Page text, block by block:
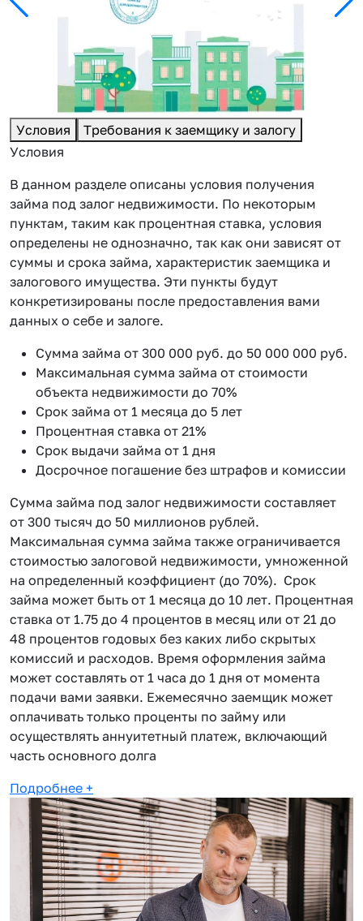
Условия
Требования к заемщику и залогу
Условия
В данном разделе описаны условия получения
займа под залог недвижимости. По некоторым
пунктам, таким как процентная ставка, условия
определены не однозначно, так как они зависят от
суммы и срока займа, характеристик заемщика и
залогового имущества. Эти пункты будут
конкретизированы после предоставления вами
данных о себе и залоге.
Сумма займа от 300 000 руб. до 50 000 000 руб.
Максимальная сумма займа от стоимости
объекта недвижимости до 70%
Срок займа от 1 месяца до 5 лет
Процентная ставка от 21%
Срок выдачи займа от 1 дня
Досрочное погашение без штрафов и комиссии
Сумма займа под залог недвижимости составляет
от 300 тысяч до 50 миллионов рублей.
Максимальная сумма займа также ограничивается
стоимостью залоговой недвижимости, умноженной
на определенный коэффициент (до 70%). Срок
займа может быть от 1 месяца до 10 лет. Процентная
ставка от 1.75 до 4 процентов в месяц или от 21 до
48 процентов годовых без каких либо скрытых
комиссий и расходов. Время оформления займа
может составлять от 1 часа до 1 дня от момента
подачи вами заявки. Ежемесячно заемщик может
оплачивать только проценты по займу или
осуществлять аннуитетный платеж, включающий
часть основного долга
Подробнее +